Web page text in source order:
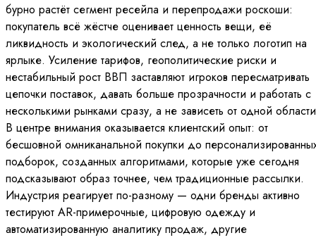
бурно растёт сегмент ресейла и перепродажи роскоши:
покупатель всё жёстче оценивает ценность вещи, её
ликвидность и экологический след, а не только логотип на
ярлыке. Усиление тарифов, геополитические риски и
нестабильный рост ВВП заставляют игроков пересматривать
цепочки поставок, давать больше прозрачности и работать с
несколькими рынками сразу, а не зависеть от одной
В центре внимания оказывается клиентский опыт: от
бесшовной омниканальной покупки до
подборок, созданных алгоритмами, которые уже сегодня
подсказывают образ точнее, чем традиционные рассылки.
Индустрия реагирует по-разному — одни бренды активно
тестируют AR-примерочные, цифровую одежду и
автоматизированную аналитику продаж, другие